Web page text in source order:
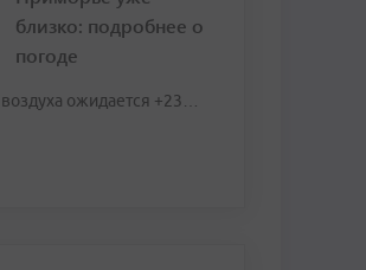
близко: подробнее о
погоде
ожидается +23…